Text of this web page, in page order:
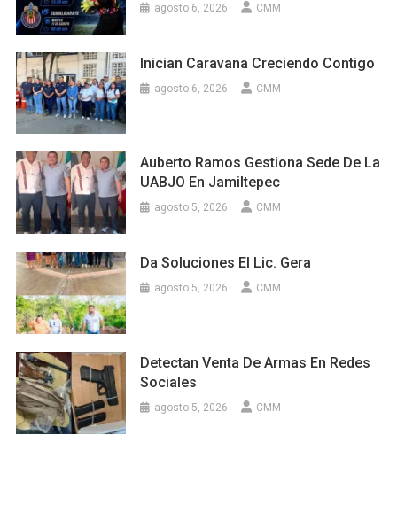
agosto 6, 2026 CMM
Inician Caravana Creciendo Contigo
agosto 6, 2026 CMM
Auberto Ramos Gestiona Sede De La
UABJO En Jamiltepec
agosto 5, 2026 CMM
Da Soluciones El Lic. Gera
agosto 5, 2026 CMM
Detectan Venta De Armas En Redes
Sociales
agosto 5, 2026 CMM